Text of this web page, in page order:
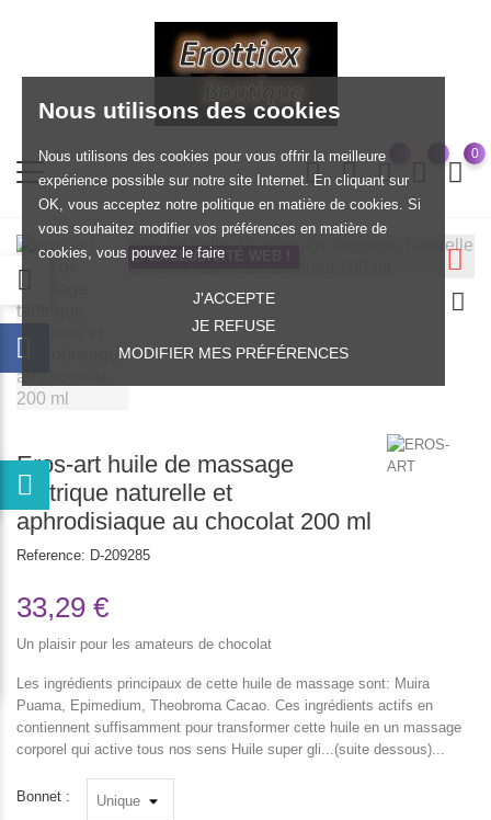
Nous utilisons des cookies
Nous utilisons des cookies pour vous offrir la meilleure
expérience possible sur notre site Internet. En cliquant sur
OK, vous acceptez notre politique en matière de cookies. Si
vous souhaitez modifier vos préférences en matière de
cookies, vous pouvez le faire
J'ACCEPTE
JE REFUSE
MODIFIER MES PRÉFÉRENCES
0
EXCLUSIVITÉ WEB !
Eros-art huile de massage
tantrique naturelle et
aphrodisiaque au chocolat 200 ml
Reference: D-209285
33,29 €
Un plaisir pour les amateurs de chocolat
Les ingrédients principaux de cette huile de massage sont: Muira
Puama, Epimedium, Theobroma Cacao. Ces ingrédients actifs en
contiennent suffisamment pour transformer cette huile en un massage
corporel qui active tous nos sens Huile super gli...(suite dessous)...
Bonnet :